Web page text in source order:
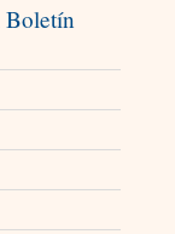
Boletín